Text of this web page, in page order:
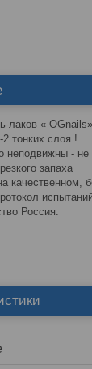
лаков «
тонких слоя !
неподвижны - не
запаха
качественном,
Россия.